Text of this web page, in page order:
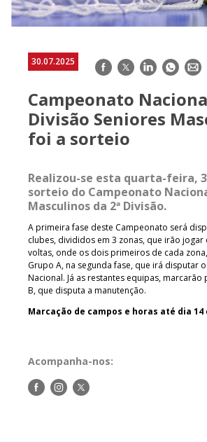
30.07.2025 Facebook
TwitterLinkedIn E-
Campeonato
Divisão Seniores
foi a sorteio
Realizou-se esta quarta-feira,
sorteio do Campeonato
Masculinos da 2ª Divisão.
A primeira fase deste Campeonato será
clubes, divididos em 3 zonas, que irão jogar
voltas, onde os dois primeiros de cada
Grupo A, na segunda fase, que irá disputar
Nacional. Já as restantes equipas, marcarão
B, que disputa a manutenção.
Marcação de campos e horas até dia 14
Acompanha-nos:
Siga-Siga-Siga-